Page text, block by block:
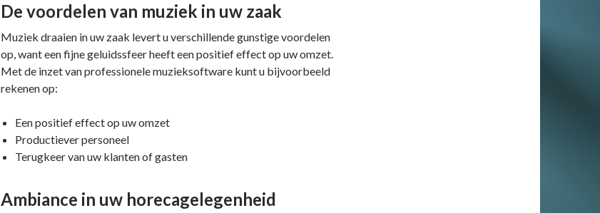
De voordelen van muziek in uw zaak
Muziek draaien in uw zaak levert u verschillende gunstige voordelen
op, want een fijne geluidssfeer heeft een positief effect op uw omzet.
Met de inzet van professionele muzieksoftware kunt u bijvoorbeeld
rekenen op:
Een positief effect op uw omzet
Productiever personeel
Terugkeer van uw klanten of gasten
Ambiance in uw horecagelegenheid